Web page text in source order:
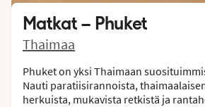
Matkat – Phuket
Thaimaa
Phuket on yksi Thaimaan
Nauti paratiisirannoista,
herkuista, mukavista retkistä ja